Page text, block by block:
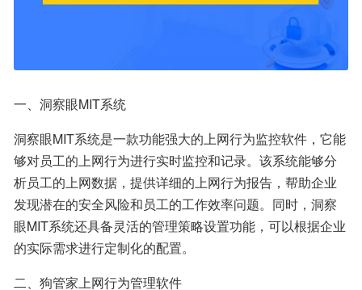
一、洞察眼MIT系统
洞察眼MIT系统是一款功能强大的上网行为监控软件，它能
够对员工的上网行为进行实时监控和记录。该系统能够分
析员工的上网数据，提供详细的上网行为报告，帮助企业
发现潜在的安全风险和员工的工作效率问题。同时，洞察
眼MIT系统还具备灵活的管理策略设置功能，可以根据企业
的实际需求进行定制化的配置。
二、狗管家上网行为管理软件